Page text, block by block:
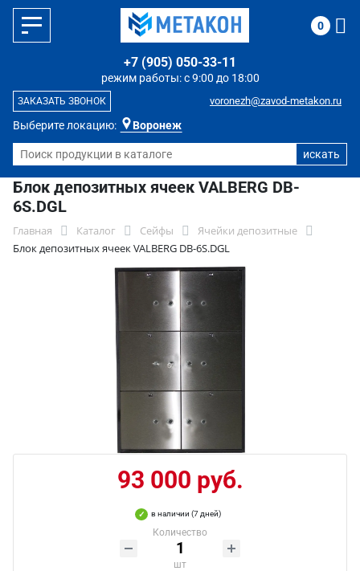
Выберите локацию: Воронеж
режим работы: с 9:00 до 18:00
+7 (905) 050-33-11
voronezh@zavod-metakon.ru
ЗАКАЗАТЬ ЗВОНОК
0
Блок депозитных ячеек VALBERG DB-
6S.DGL
Главная Каталог Сейфы
Ячейки депозитные
Блок депозитных ячеек VALBERG DB-6S.DGL
93 000 руб.
в наличии (7 дней)
Количество
шт